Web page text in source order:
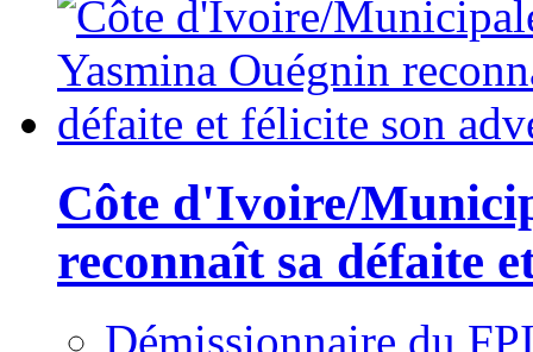
Côte d'Ivoire/
reconnaît sa défaite
Démissionnaire du